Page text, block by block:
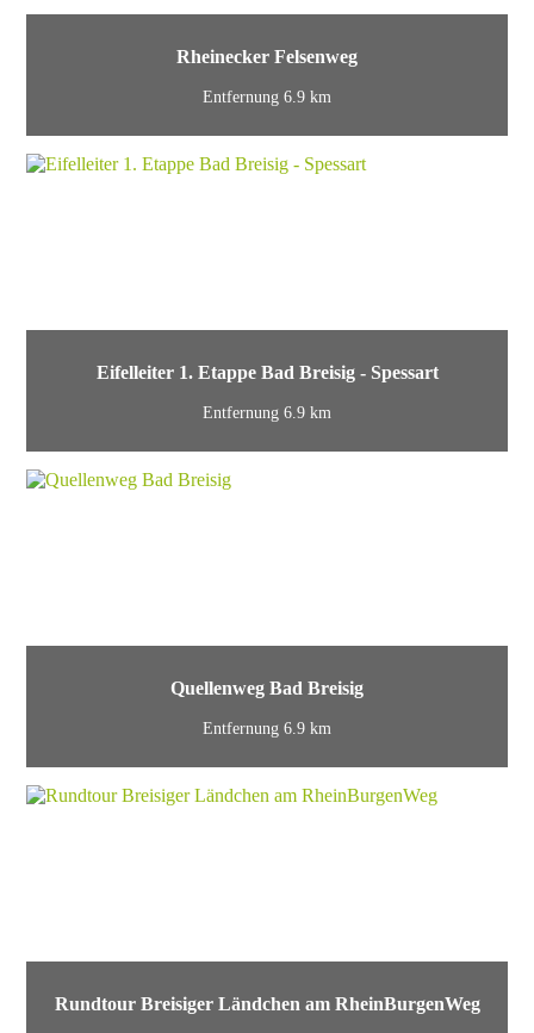
Rheinecker Felsenweg
Entfernung 6.9 km
Eifelleiter 1. Etappe Bad Breisig - Spessart
Entfernung 6.9 km
Quellenweg Bad Breisig
Entfernung 6.9 km
Rundtour Breisiger Ländchen am RheinBurgenWeg